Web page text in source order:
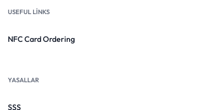
USEFUL LINKS
NFC Card Ordering
YASALLAR
SSS